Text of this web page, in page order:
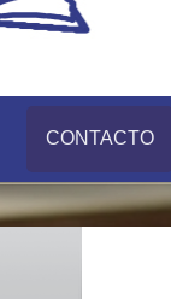
CONTACTO